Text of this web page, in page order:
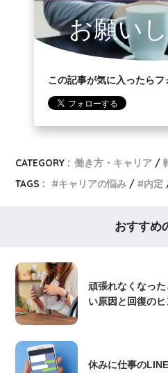
お願い
この記事が気に入ったらフ
CATEGORY : 働き方・キャリア
TAGS :
キャリアの悩み 内定
おすすめ
頑張れなくなっ
い原因と回復のヒ
休みに仕事の